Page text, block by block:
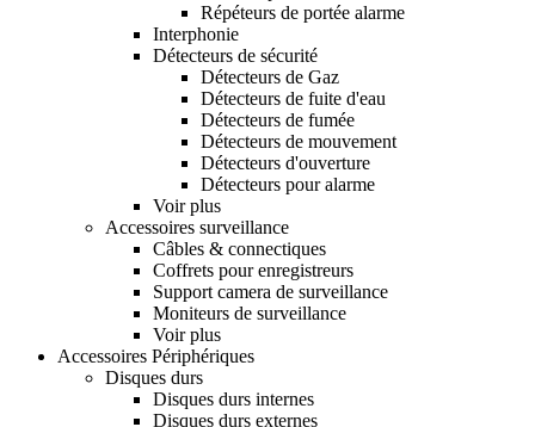
Répéteurs de portée alarme
Interphonie
Détecteurs de sécurité
Détecteurs de Gaz
Détecteurs de fuite d'eau
Détecteurs de fumée
Détecteurs de mouvement
Détecteurs d'ouverture
Détecteurs pour alarme
Voir plus
Accessoires surveillance
Câbles & connectiques
Coffrets pour enregistreurs
Support camera de surveillance
Moniteurs de surveillance
Voir plus
Accessoires Périphériques
Disques durs
Disques durs internes
Disques durs externes